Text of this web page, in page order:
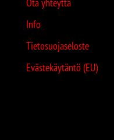
Info
Tietosuojaseloste
Evästekäytäntö (EU)